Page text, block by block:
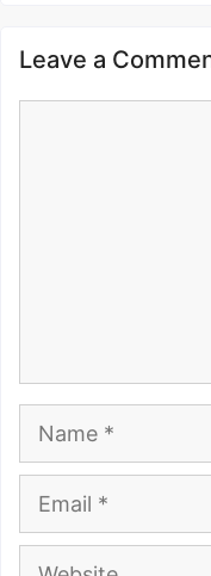
Leave a
Name
Email
Website